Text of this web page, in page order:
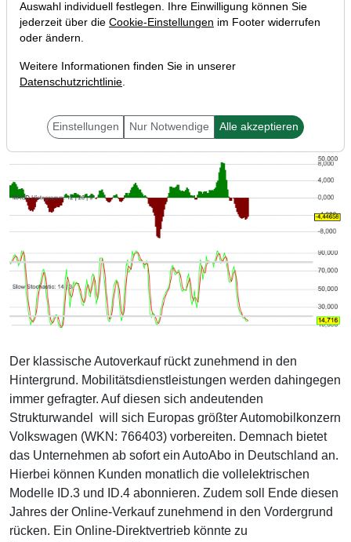
Der klassische Autoverkauf rückt zunehmend in den
Hintergrund. Mobilitätsdienstleistungen werden dahingegen
immer gefragter. Auf diesen sich andeutenden
Strukturwandel will sich Europas größter Automobilkonzern
Volkswagen (WKN: 766403) vorbereiten. Demnach bietet
das Unternehmen ab sofort ein AutoAbo in Deutschland an.
Hierbei können Kunden monatlich die vollelektrischen
Modelle ID.3 und ID.4 abonnieren. Zudem soll Ende diesen
Jahres der Online-Verkauf zunehmend in den Vordergrund
rücken. Ein Online-Direktvertrieb könnte zu
Auswahl individuell festlegen. Ihre Einwilligung können Sie
jederzeit über die Cookie-Einstellungen im Footer widerrufen
oder ändern.
Weitere Informationen finden Sie in unserer
Datenschutzrichtlinie.
Einstellungen Nur Notwendige Alle akzeptieren